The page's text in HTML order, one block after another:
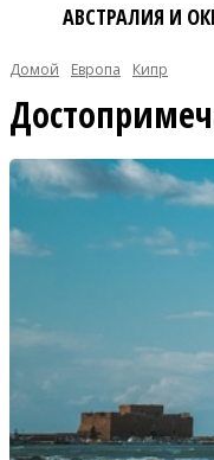
АВСТРАЛИЯ И
Домой Европа Кипр